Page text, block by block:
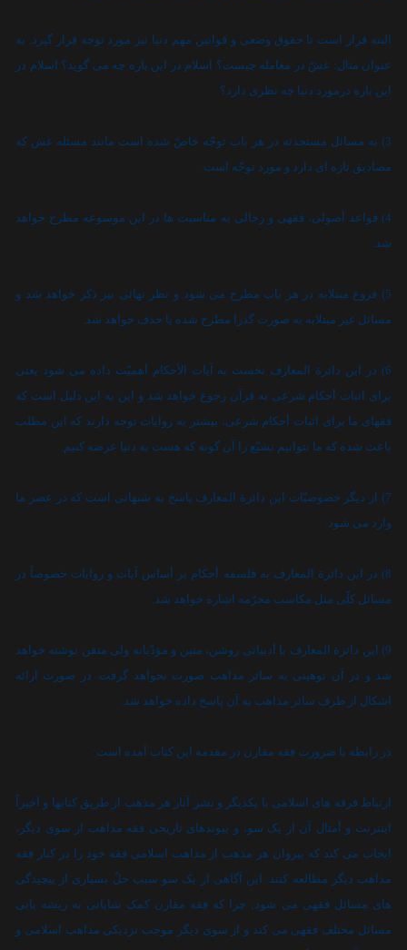
البته قرار است تا حقوق وضعى و قوانين مهم دنيا نيز مورد توجه قرار گيرد. به
عنوان مثال: غشّ در معامله چيست؟ اسلام در اين باره چه مى گويد؟ اسلام در
اين باره درمورد دنيا چه نظرى دارد؟
3) به مسائل مستحدثه در هر باب توجّه خاصّ شده است مانند مسئله غش که
مصاديق تازه اى دارد و مورد توجّه است.
4) قواعد أصولى، فقهى و رجالى به مناسبت ها در اين موسوعه مطرح خواهد
شد.
5) فروع مبتلابه در هر باب مطرح مى شود و نظر نهائى نيز ذکر خواهد شد و
مسائل غير مبتلابه به صورت گذرا مطرح شده يا حذف خواهد شد.
6) در اين دائرة المعارف نخست به آيات الأحکام أهميّت داده مى شود يعنى
براى اثبات أحکام شرعى به قرآن رجوع خواهد شد و اين به اين دليل است که
فقهاى ما براى اثبات أحکام شرعى، بيشتر به روايات توجه دارند که اين مطلب
باعث شده که ما نتوانيم تشيّع را آن گونه که هست به دنيا عرضه کنيم.
7) از ديگر خصوصيّات اين دائرة المعارف پاسخ به شبهاتى است که در عصر ما
وارد مى شود.
8) در اين دائرة المعارف به فلسفه أحکام بر أساس آيات و روايات خصوصاً در
مسائل کلّى مثل مکاسب محرّمه اشاره خواهد شد.
9) اين دائرة المعارف با أدبياتى روشن، متين و مؤدّبانه ولى متقن نوشته خواهد
شد و در آن توهينى به سائر مذاهب صورت نخواهد گرفت. در صورت ارائه
اشکال از طرف سائر مذاهب به آن پاسخ داده خواهد شد.
در رابطه با ضرورت فقه مقارن در مقدمه اين کتاب آمده است:
ارتباط فرقه هاى اسلامى با يکديگر و نشر آثار هر مذهب از طريق کتابها و أخيراً
اينترنت و أمثال آن از يک سو، و پيوندهاى تاريخى فقه مذاهب از سوى ديگر،
ايجاب مى کند که پيروان هر مذهب از مذاهب اسلامى فقه خود را در کنار فقه
مذاهب ديگر مطالعه کنند. اين آگاهى از يک سو سبب حلّ بسيارى از پيچيدگى
هاى مسائل فقهى مى شود; چرا که فقه مقارن کمک شايانى به ريشه يابى
مسائل مختلف فقهى مى کند و از سوى ديگر موجب نزديکى مذاهب اسلامى و